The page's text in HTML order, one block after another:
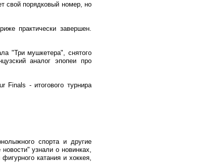
свой порядковый номер, но
практически завершен.
"Три мушкетера", снятого
аналог эпопеи про
Finals - итогового турнира
спорта и другие
узнали о новинках,
катания и хоккея,